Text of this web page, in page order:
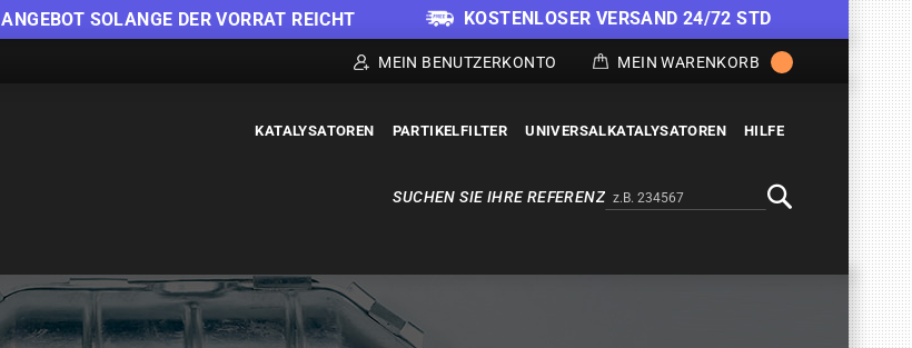
ANGEBOT SOLANGE DER VORRAT REICHT KOSTENLOSER VERSAND 24/72 STD
MEIN BENUTZERKONTO MEIN WARENKORB
KATALYSATOREN PARTIKELFILTER UNIVERSALKATALYSATOREN HILFE
Alternativa a Doofinder
SUCHEN SIE IHRE REFERENZ